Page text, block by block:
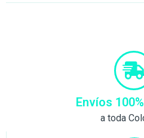
Envíos
a toda